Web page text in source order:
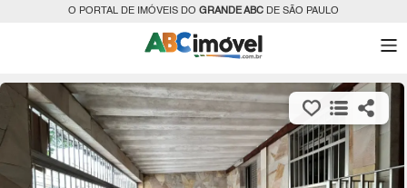
O PORTAL DE IMÓVEIS DO GRANDE ABC DE SÃO PAULO